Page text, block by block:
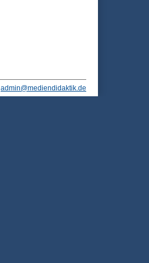
admin@mediendidaktik.de